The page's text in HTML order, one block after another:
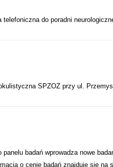
do poradni
SPZOZ przy ul.
badań wprowadza nowe
o cenie badań znajduje się na